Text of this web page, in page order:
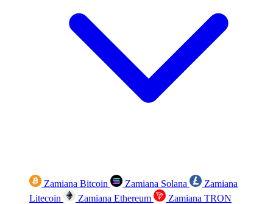
Zamiana Bitcoin Zamiana Solana
Zamiana
Litecoin
Zamiana Ethereum
Zamiana TRON